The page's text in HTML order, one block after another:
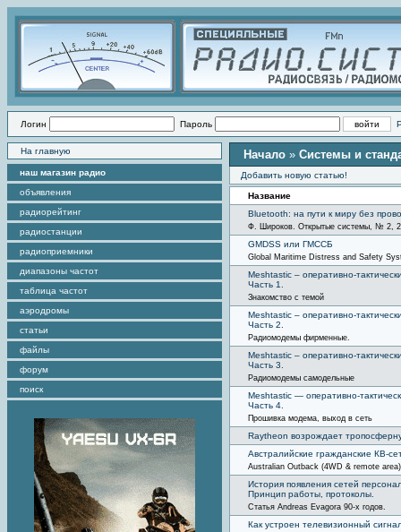
Логин Пароль
На главную
наш магазин радио
объявления
радиорейтинг
радиостанции
радиоприемники
диапазоны частот
таблица частот
аэродромы
статьи
файлы
форум
поиск
Начало » Системы и
Добавить новую статью!
Название
Bluetooth: на пути к миру без
Ф. Широков. Открытые системы, № 2,
GMDSS или ГМССБ
Global Maritime Distress and Safety
Meshtastic – оперативно-
Часть 1.
Знакомство с темой
Meshtastic – оперативно-
Часть 2.
Радиомодемы фирменные.
Meshtastic – оперативно-
Часть 3.
Радиомодемы самодельные
Meshtastic — оперативно-
Часть 4.
Прошивка модема, выход в сеть
Raytheon возрождает
Австралийские гражданские КВ-
Australian Outback (4WD & remote
История появления сетей
Принцип работы, протоколы.
Статья Andreas Evagora 90-х годов.
Как устроен телевизионный